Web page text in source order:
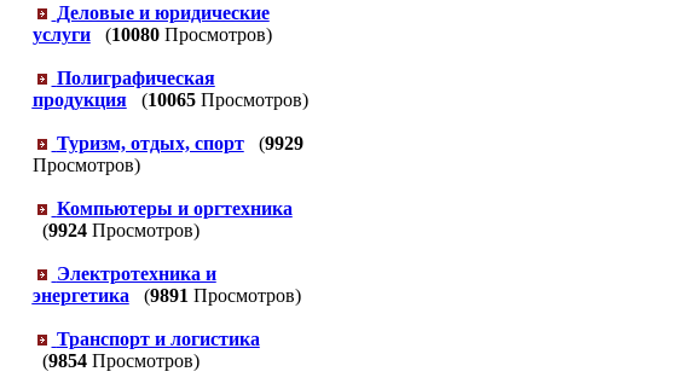
Деловые и юридические
услуги
(10080Просмотров)
Полиграфическая
продукция
(10065Просмотров)
Туризм, отдых, спорт (9929
Просмотров)
Компьютеры и оргтехника
(9924Просмотров)
Электротехника и
энергетика
(9891 Просмотров)
Транспорт и логистика
(9854Просмотров)